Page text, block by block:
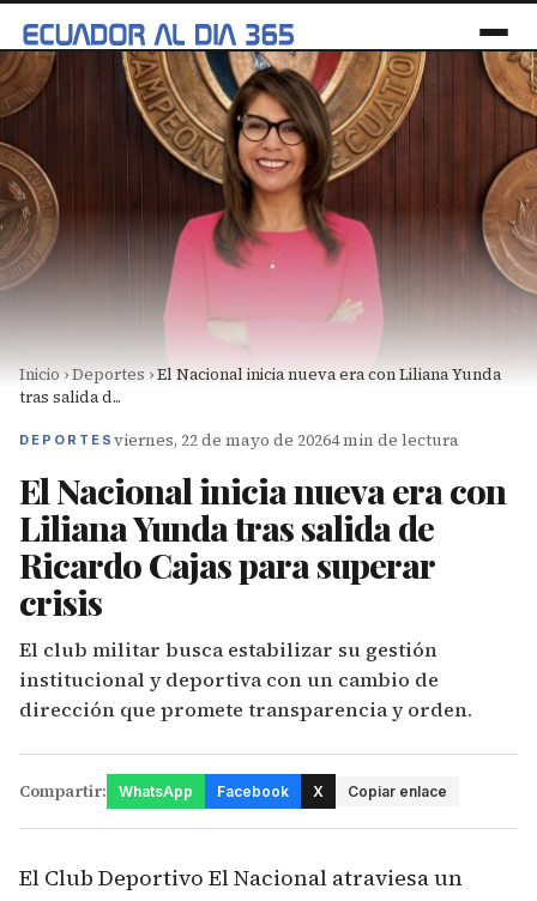
Inicio ›Deportes ›El Nacional inicia nueva era con Liliana Yunda
tras salida d...
DEPORTES viernes, 22 de mayo de 20264 min de lectura
El Nacional inicia nueva era con
Liliana Yunda tras salida de
Ricardo Cajas para superar
crisis
El club militar busca estabilizar su gestión
institucional y deportiva con un cambio de
dirección que promete transparencia y orden.
Compartir: WhatsApp Facebook X Copiar enlace
El Club Deportivo El Nacional atraviesa un